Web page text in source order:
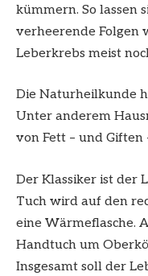
kümmern. So lassen
verheerende Folgen
Leberkrebs meist
Die Naturheilkunde
Unter anderem
von Fett – und Giften
Der Klassiker ist der
Tuch wird auf den
eine Wärmeflasche.
Handtuch um
Insgesamt soll der